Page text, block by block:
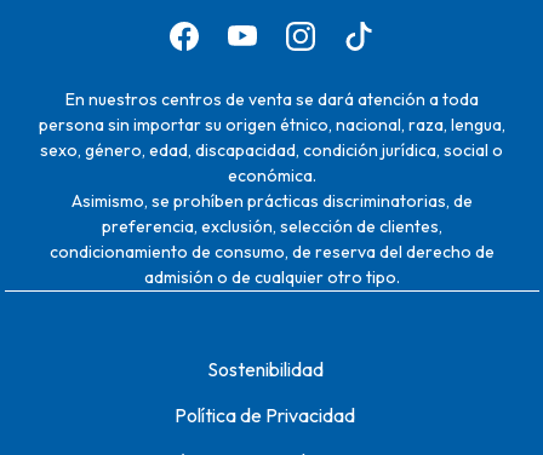
En nuestros centros de venta se dará atención a toda
persona sin importar su origen étnico, nacional, raza, lengua,
sexo, género, edad, discapacidad, condición jurídica, social o
económica.
Asimismo, se prohíben prácticas discriminatorias, de
preferencia, exclusión, selección de clientes,
condicionamiento de consumo, de reserva del derecho de
admisión o de cualquier otro tipo.
Sostenibilidad
Política de Privacidad